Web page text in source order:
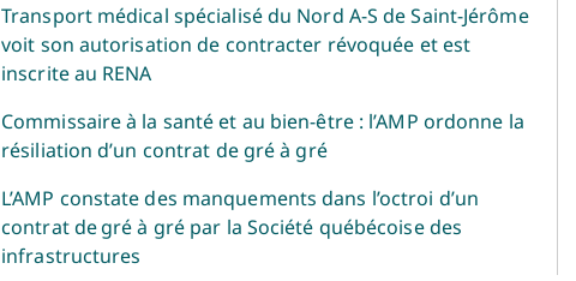
Transport médical spécialisé du Nord A-S de Saint-Jérôme
voit son autorisation de contracter révoquée et est
inscrite au RENA
Commissaire à la santé et au bien-être : l’AMP ordonne la
résiliation d’un contrat de gré à gré
L’AMP constate des manquements dans l’octroi d’un
contrat de gré à gré par la Société québécoise des
infrastructures